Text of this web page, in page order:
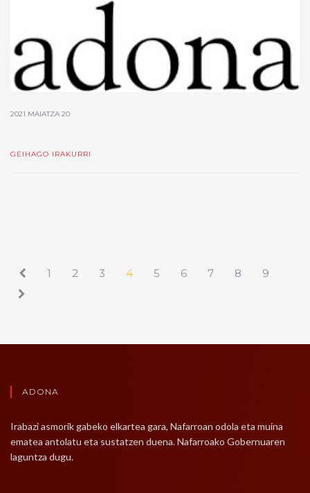
2021 MAIATZA 20
GEIHAGO IRAKURRI
1 2 3 4 5 6 7 8 9
ADONA
Irabazi asmorik gabeko elkartea gara, Nafarroan odola eta muina
ematea antolatu eta sustatzen duena. Nafarroako Gobernuaren
laguntza dugu.